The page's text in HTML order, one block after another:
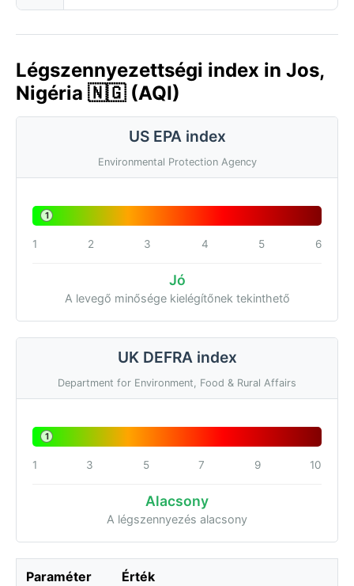
Légszennyezettségi index in Jos,
Nigéria 🇳🇬 (AQI)
US EPA index
Environmental Protection Agency
1
1 2 3 4 5 6
Jó
A levegő minősége kielégítőnek tekinthető
UK DEFRA index
Department for Environment, Food & Rural Affairs
1
1 3 5 7 9 10
Alacsony
A légszennyezés alacsony
Paraméter Érték